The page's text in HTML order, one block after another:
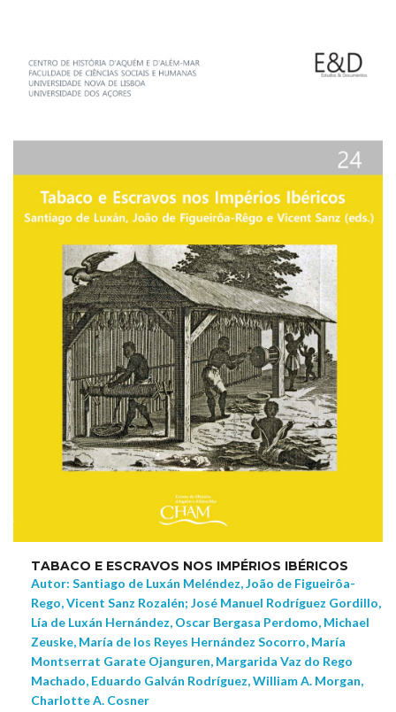
TABACO E ESCRAVOS NOS IMPÉRIOS IBÉRICOS
Autor: Santiago de Luxán Meléndez, João de Figueirôa-
Rego, Vicent Sanz Rozalén; José Manuel Rodríguez Gordillo,
Lía de Luxán Hernández, Oscar Bergasa Perdomo, Michael
Zeuske, María de los Reyes Hernández Socorro, María
Montserrat Garate Ojanguren, Margarida Vaz do Rego
Machado, Eduardo Galván Rodríguez, William A. Morgan,
Charlotte A. Cosner